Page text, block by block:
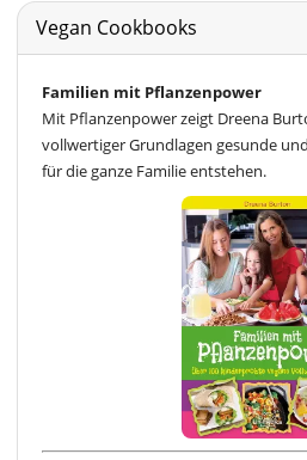
Vegan Cookbooks
Familien mit Pflanzenpower
Mit Pflanzenpower zeigt Dreena
vollwertiger Grundlagen gesunde
für die ganze Familie entstehen.